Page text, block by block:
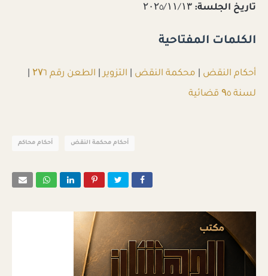
تاريخ الجلسة:
الكلمات المفتاحية
أحكام النقض محكمة النقض التزوير الطعن رقم ۲۷٦
لسنة ۹٥ قضائية
أحكام محاكم أحكام محكمة النقض